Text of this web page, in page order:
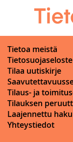
Tietoa meistä
Tietosuojaseloste
Tilaa uutiskirje
Tilaus- ja
Tilauksen
Laajennettu haku
Yhteystiedot